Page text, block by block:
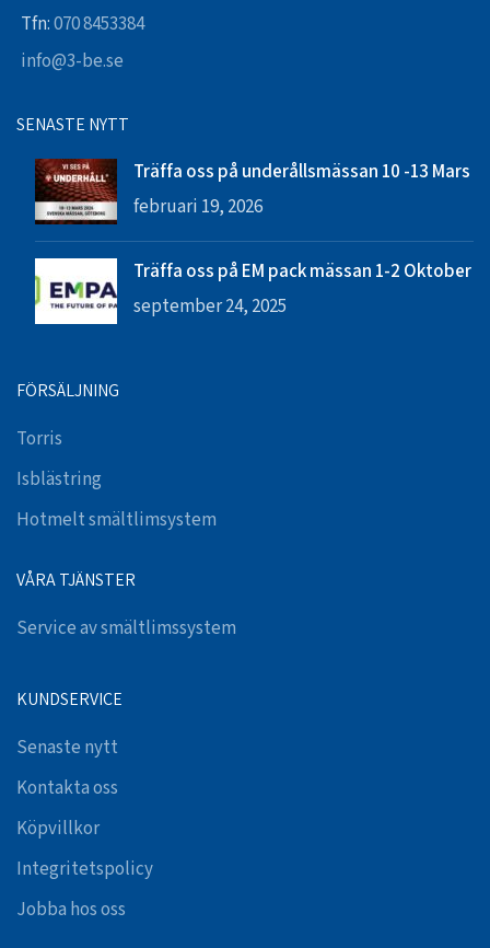
Tfn:070 8453384
info@3-be.se
SENASTE NYTT
Träffa oss på underållsmässan 10 -13 Mars
februari 19, 2026
Träffa oss på EM pack mässan 1-2 Oktober
september 24, 2025
FÖRSÄLJNING
Torris
Isblästring
Hotmelt smältlimsystem
VÅRA TJÄNSTER
Service av smältlimssystem
KUNDSERVICE
Senaste nytt
Kontakta oss
Köpvillkor
Integritetspolicy
Jobba hos oss